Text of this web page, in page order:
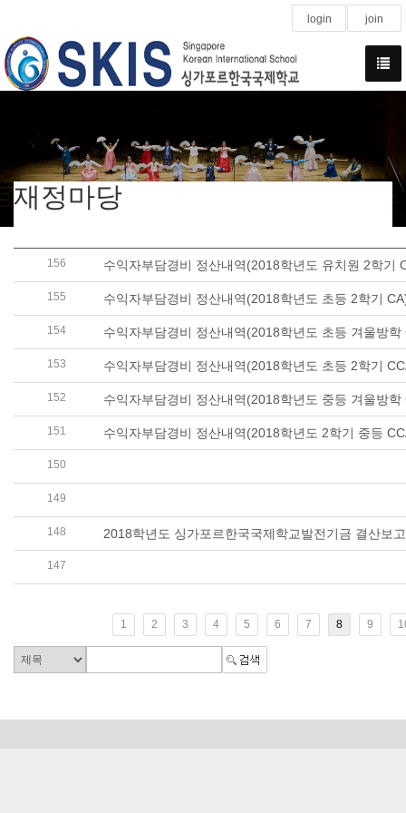
login join
재정마당
156 수익자부담경비 정산내역(2018학년도 유치원 2학기
155 수익자부담경비 정산내역(2018학년도 초등 2학기
154 수익자부담경비 정산내역(2018학년도 초등 겨울방학
153 수익자부담경비 정산내역(2018학년도 초등 2학기
152 수익자부담경비 정산내역(2018학년도 중등 겨울방학
151 수익자부담경비 정산내역(2018학년도 2학기 중등
150
149
148 2018학년도 싱가포르한국국제학교발전기금 결산보
147
1 2 3 4 5 6 7 8 9